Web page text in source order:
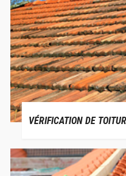
VÉRIFICATION DE